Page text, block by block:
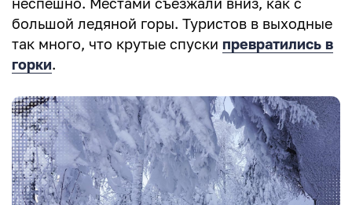
большой ледяной горы. Туристов в выходные
так много, что крутые спуски превратились в
горки.